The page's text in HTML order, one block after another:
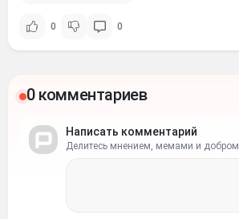
0 0
0 комментариев
Написать комментарий
Делитесь мнением, мемами и добром